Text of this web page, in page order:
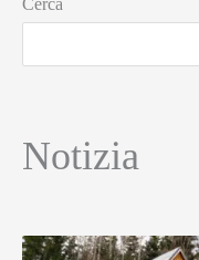
Notizia